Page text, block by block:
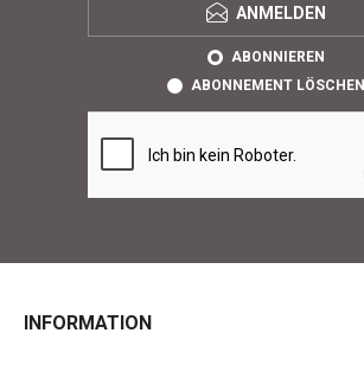
ANMELDEN
ABONNIEREN
ABONNEMENT LÖSCHEN
INFORMATION